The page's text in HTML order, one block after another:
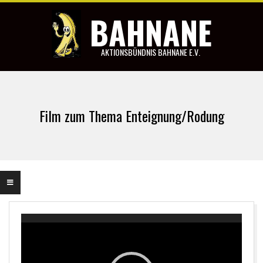
BAHNANE
AKTIONSBÜNDNIS BAHNANE E.V.
Film zum Thema Enteignung/Rodung
Video-